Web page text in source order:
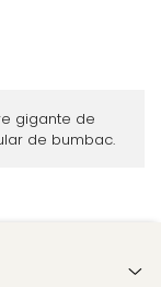
gigante de
de bumbac.